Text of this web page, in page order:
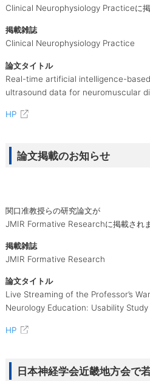
Clinical Neurophysiology Practiceに掲
掲載雑誌
Clinical Neurophysiology Practice
論文タイトル
Real-time artificial intelligence-
ultrasound data for neuromuscular
HP
論文掲載のお知らせ
関口准教授らの研究論文が
JMIR Formative Researchに掲載されま
掲載雑誌
JMIR Formative Research
論文タイトル
Live Streaming of the Professor’s
Neurology Education: Usability Study
HP
日本神経学会近畿地方会で